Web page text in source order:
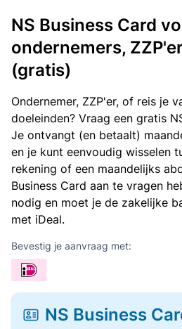
NS Business Card
ondernemers,
(gratis)
Ondernemer, ZZP'er, of reis je
doeleinden? Vraag een gratis
Je ontvangt (en betaalt)
en je kunt eenvoudig wisselen
rekening of een maandelijks
Business Card aan te vragen
nodig en moet je de zakelijke
met iDeal.
Bevestig je aanvraag met:
NS Business